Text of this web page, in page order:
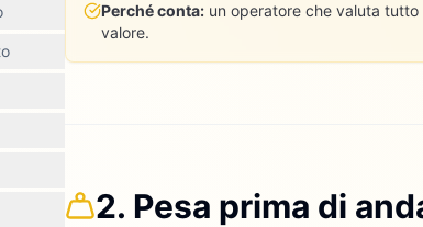
Perché conta: un operatore che valuta
valore.
2. Pesa prima di